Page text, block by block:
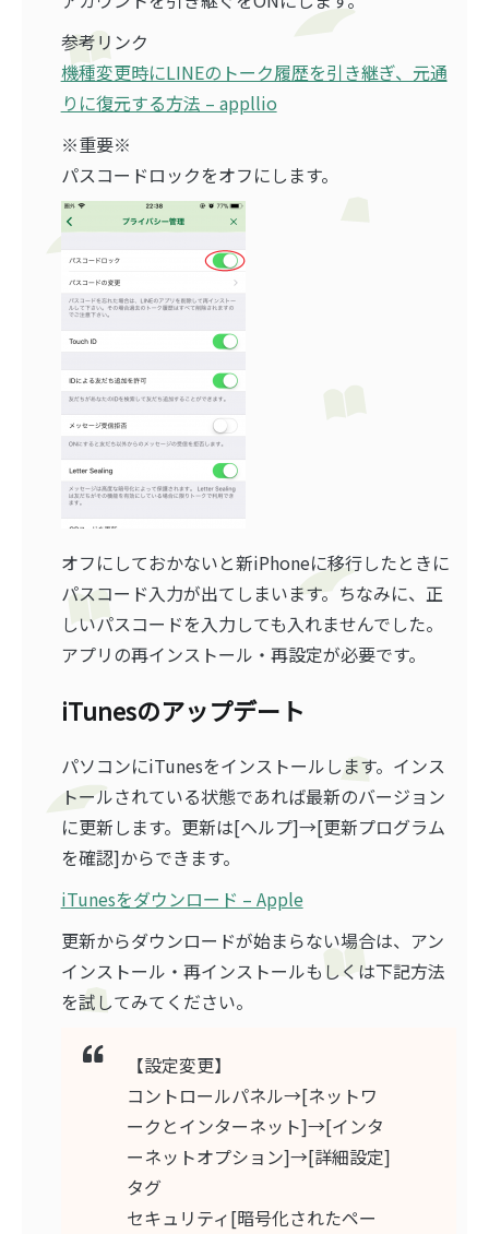
参考リンク
機種変更時にLINEのトーク履歴を引き継ぎ、元通
りに復元する方法 – appllio
※重要※
パスコードロックをオフにします。
オフにしておかないと新iPhoneに移行したときに
パスコード入力が出てしまいます。ちなみに、正
しいパスコードを入力しても入れませんでした。
アプリの再インストール・再設定が必要です。
iTunesのアップデート
パソコンにiTunesをインストールします。インス
トールされている状態であれば最新のバージョン
に更新します。更新は[ヘルプ]→[更新プログラム
を確認]からできます。
iTunesをダウンロード – Apple
更新からダウンロードが始まらない場合は、アン
インストール・再インストールもしくは下記方法
を試してみてください。
【設定変更】
コントロールパネル→[ネットワ
ークとインターネット]→[インタ
ーネットオプション]→[詳細設定]
タグ
セキュリティ[暗号化されたペー